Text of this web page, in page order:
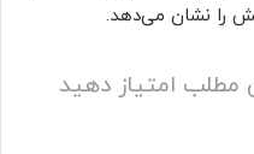
مطلب امتیاز دهید